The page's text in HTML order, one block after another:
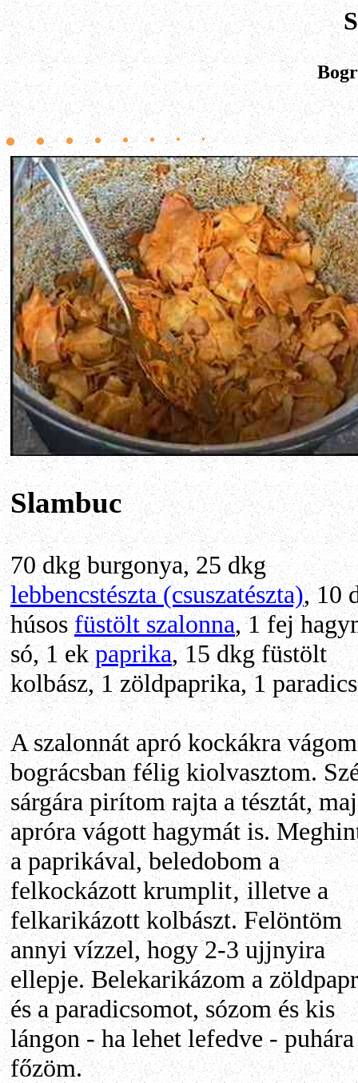
Slambuc
70 dkg burgonya, 25 dkg
lebbencstészta (csuszatészta), 10
húsosfüstölt szalonna, 1 fej
só, 1 ekpaprika, 15 dkg füstölt
kolbász, 1 zöldpaprika, 1
A szalonnát apró kockákra
bográcsban félig kiolvasztom.
sárgára pirítom rajta a tésztát,
apróra vágott hagymát is.
a paprikával, beledobom a
felkockázott krumplit‚ illetve a
felkarikázott kolbászt. Felöntöm
annyi vízzel, hogy 2-3 ujjnyira
ellepje. Belekarikázom a
és a paradicsomot, sózom és kis
lángon - ha lehet lefedve - puhára
főzöm.